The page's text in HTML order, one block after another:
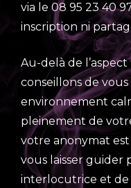
via le 08 95 23 40
inscription ni
Au-delà de
conseillons de
environnement
pleinement de
votre anonymat
vous laisser guider
interlocutrice et de